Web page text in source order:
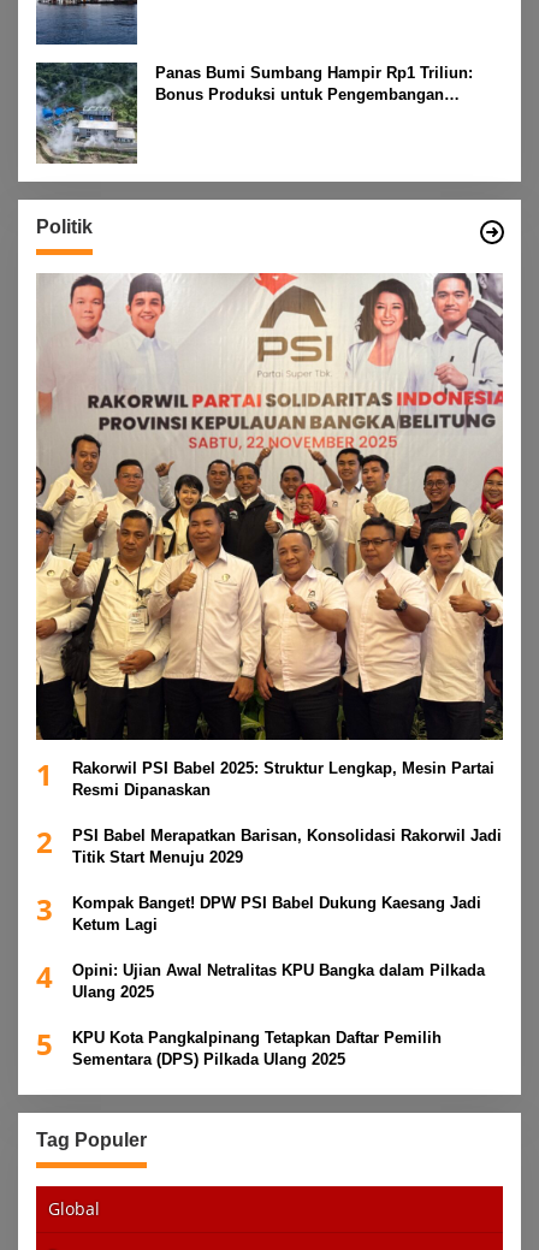
Panas Bumi Sumbang Hampir Rp1 Triliun:
Bonus Produksi untuk Pengembangan
Politik
1
Rakorwil PSI Babel 2025: Struktur Lengkap, Mesin Partai
Resmi Dipanaskan
2
PSI Babel Merapatkan Barisan, Konsolidasi Rakorwil Jadi
Titik Start Menuju 2029
3
Kompak Banget! DPW PSI Babel Dukung Kaesang Jadi
Ketum Lagi
4
Opini: Ujian Awal Netralitas KPU Bangka dalam Pilkada
Ulang 2025
5
KPU Kota Pangkalpinang Tetapkan Daftar Pemilih
Sementara (DPS) Pilkada Ulang 2025
Tag Populer
Global